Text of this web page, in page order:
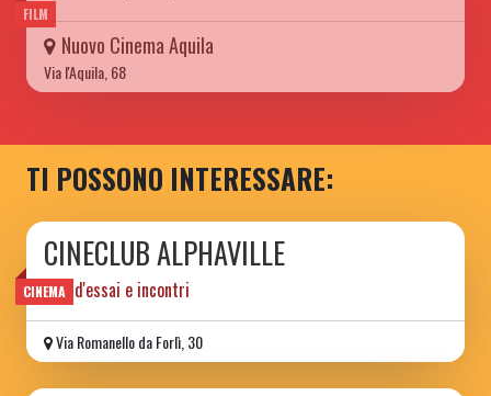
FILM
Nuovo Cinema Aquila
Via l'Aquila, 68
TI POSSONO INTERESSARE:
CINEMA
CINECLUB ALPHAVILLE
film d'essai e incontri
Via Romanello da Forlì, 30